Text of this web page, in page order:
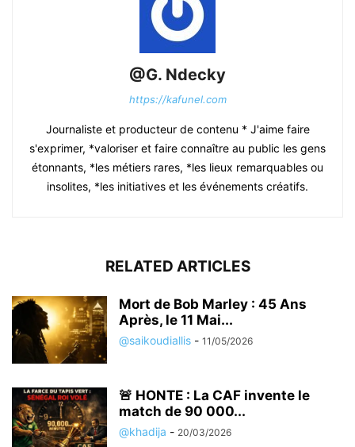
@G. Ndecky
https://kafunel.com
Journaliste et producteur de contenu * J'aime faire
s'exprimer, *valoriser et faire connaître au public les gens
étonnants, *les métiers rares, *les lieux remarquables ou
insolites, *les initiatives et les événements créatifs.
RELATED ARTICLES
Mort de Bob Marley : 45 Ans
Après, le 11 Mai...
@saikoudiallis - 11/05/2026
🚨 HONTE : La CAF invente le
match de 90 000...
@khadija - 20/03/2026